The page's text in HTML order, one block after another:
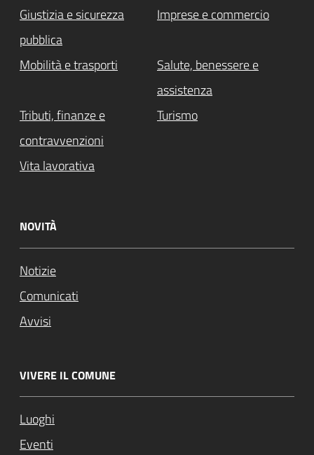
Giustizia e sicurezza
pubblica
Imprese e commercio
Mobilità e trasporti
Salute, benessere e
assistenza
Tributi, finanze e
contravvenzioni
Turismo
Vita lavorativa
NOVITÀ
Notizie
Comunicati
Avvisi
VIVERE IL COMUNE
Luoghi
Eventi